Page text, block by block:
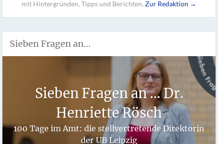
mit Hintergründen, Tipps und Berichten. Zur Redaktion →
Sieben Fragen an…
Sieben Fragen an … Dr.
Henriette Rösch
100 Tage im Amt: die stellvertretende Direktorin
der UB Leipzig